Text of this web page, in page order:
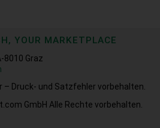
YOUR MARKETPLACE
Graz
– Druck- und Satzfehler vorbehalten.
GmbH Alle Rechte vorbehalten.